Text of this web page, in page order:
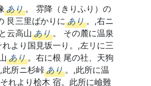
あり 。 雰降（きりふり）の
艮三里ばかりにあり 。,右ニ
云高山 あり 。 その麓に温泉
れより国見坂一り。,左リに三
あり 。右に根 尾の社、天狗
此所ニ杉峠あり 。,此所に温
れより桧木 宿。此所に嶮難